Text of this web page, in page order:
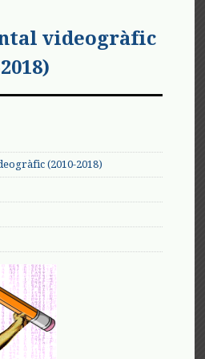
videogràfic
(2010-2018)